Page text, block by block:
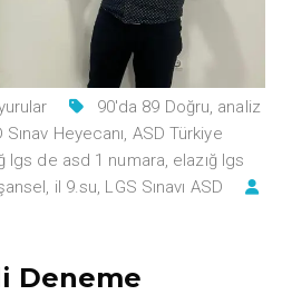
90'da 89 Doğru analiz
Sınav Heyecanı ASD Türkiye
lgs de asd 1 numara elazığ lgs
il 9.su LGS Sınavı ASD
Deneme